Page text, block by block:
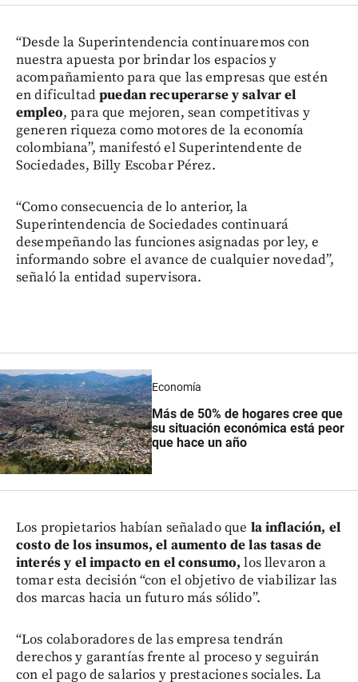
“Desde la Superintendencia continuaremos con
nuestra apuesta por brindar los espacios y
acompañamiento para que las empresas que estén
en dificultadpuedan recuperarse y salvar el
empleo, para que mejoren, sean competitivas y
generen riqueza como motores de la economía
colombiana”, manifestó el Superintendente de
Sociedades, Billy Escobar Pérez.
“Como consecuencia de lo anterior, la
Superintendencia de Sociedades continuará
desempeñando las funciones asignadas por ley, e
informando sobre el avance de cualquier novedad”,
señaló la entidad supervisora.
Economía
Más de 50% de hogares cree que
su situación económica está peor
que hace un año
Los propietarios habían señalado que la inflación, el
costo de los insumos, el aumento de las tasas de
interés y el impacto en el consumo,los llevaron a
tomar esta decisión “con el objetivo de viabilizar las
dos marcas hacia un futuro más sólido”.
“Los colaboradores de las empresa tendrán
derechos y garantías frente al proceso y seguirán
con el pago de salarios y prestaciones sociales. La